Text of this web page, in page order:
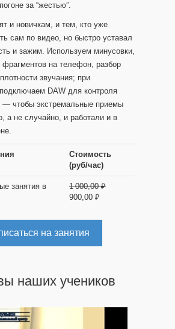
за “жестью”.
и новичкам, и тем, кто уже
сам по видео, но быстро уставал
и зажим. Используем минусовки,
фрагментов на телефон, разбор
звучания; при
DAW для контроля
чтобы экстремальные приемы
а не случайно, и работали и в
Стоимость
(руб/час)
занятия в
1 000,00 ₽
900,00 ₽
на занятия
наших учеников